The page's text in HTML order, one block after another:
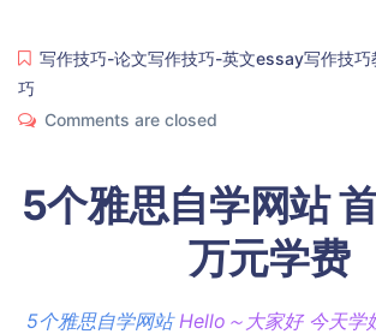
写作技巧-论文写作技巧-英文essay写作技
巧
Comments are closed
5个雅思自学网站
万元学费
5个雅思自学网站Hello～大家好 今天学